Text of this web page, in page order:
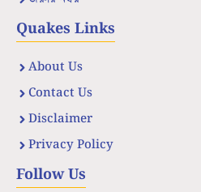
Quakes Links
About Us
Contact Us
Disclaimer
Privacy Policy
Follow Us